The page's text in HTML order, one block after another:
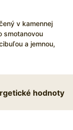
v kamennej
smotanovou
a jemnou,
hodnoty